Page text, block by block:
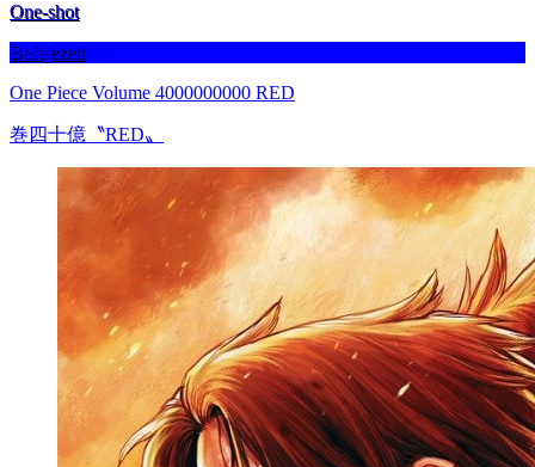
One-shot
Befejezett
One Piece Volume 4000000000 RED
巻四十億〝RED〟